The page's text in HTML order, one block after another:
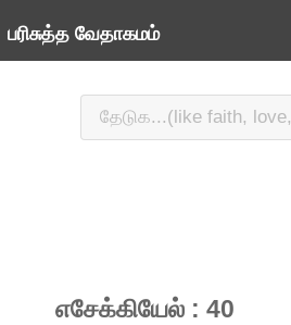
பரிசுத்த வேதாகமம்
எசேக்கியேல் : 40